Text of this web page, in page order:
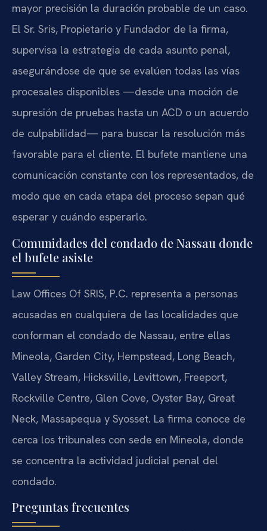
mayor precisión la duración probable de un caso.
El Sr. Sris, Propietario y Fundador de la firma,
supervisa la estrategia de cada asunto penal,
asegurándose de que se evalúen todas las vías
procesales disponibles —desde una moción de
supresión de pruebas hasta un ACD o un acuerdo
de culpabilidad— para buscar la resolución más
favorable para el cliente. El bufete mantiene una
comunicación constante con los representados, de
modo que en cada etapa del proceso sepan qué
esperar y cuándo esperarlo.
Comunidades del condado de Nassau donde
el bufete asiste
Law Offices Of SRIS, P.C. representa a personas
acusadas en cualquiera de las localidades que
conforman el condado de Nassau, entre ellas
Mineola, Garden City, Hempstead, Long Beach,
Valley Stream, Hicksville, Levittown, Freeport,
Rockville Centre, Glen Cove, Oyster Bay, Great
Neck, Massapequa y Syosset. La firma conoce de
cerca los tribunales con sede en Mineola, donde
se concentra la actividad judicial penal del
condado.
Preguntas frecuentes